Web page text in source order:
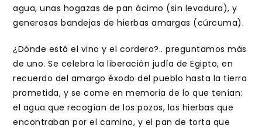
agua, unas hogazas de pan ácimo (sin levadura), y
generosas bandejas de hierbas amargas (cúrcuma).
¿Dónde está el vino y el cordero?.. preguntamos más
de uno. Se celebra la liberación judía de Egipto, en
recuerdo del amargo éxodo del pueblo hasta la tierra
prometida, y se come en memoria de lo que tenían:
el agua que recogían de los pozos, las hierbas que
encontraban por el camino, y el pan de torta que